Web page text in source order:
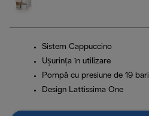
Sistem Cappuccino
Ușurința în utilizare
Pompă cu presiune de 19 bari
Design Lattissima One